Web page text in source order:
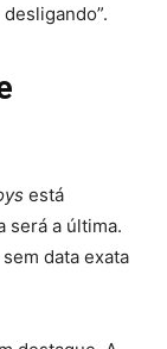
está
será a última.
data exata